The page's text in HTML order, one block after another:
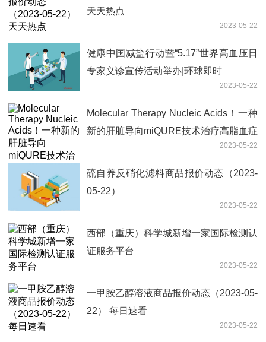
天天热点
2023-05-22
健康中国减盐行动暨“5.17”世界高血压日
专家义诊宣传活动举办|环球即时
2023-05-22
Molecular Therapy Nucleic Acids！一种
新的肝脏导向miQURE技术治疗高脂血症
2023-05-22
硫自养反硝化滤料商品报价动态（2023-
05-22）
2023-05-22
西部（重庆）科学城新增一家国际检测认
证服务平台
2023-05-22
一甲胺乙醇溶液商品报价动态（2023-05-
22） 每日速看
2023-05-22